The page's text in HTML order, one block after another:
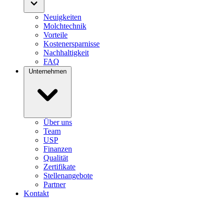
Neuigkeiten
Molchtechnik
Vorteile
Kostenersparnisse
Nachhaltigkeit
FAQ
Unternehmen
Über uns
Team
USP
Finanzen
Qualität
Zertifikate
Stellenangebote
Partner
Kontakt